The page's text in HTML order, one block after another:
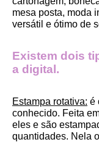
mesa posta, moda
versátil e ótimo de
Existem dois
a digital.
Estampa rotativa: é
conhecido. Feita
eles e são
quantidades. Nela